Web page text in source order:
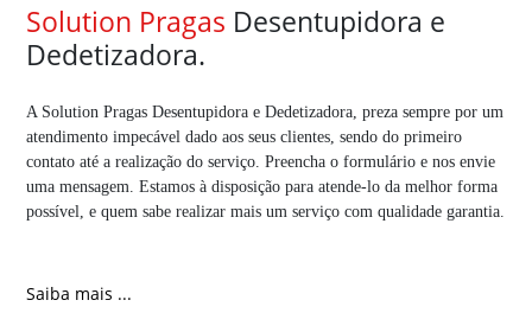
Solution Pragas Desentupidora e
Dedetizadora.
A Solution Pragas Desentupidora e Dedetizadora, preza sempre por um
atendimento impecável dado aos seus clientes, sendo do primeiro
contato até a realização do serviço. Preencha o formulário e nos envie
uma mensagem. Estamos à disposição para atende-lo da melhor forma
possível, e quem sabe realizar mais um serviço com qualidade garantia.
Saiba mais ...